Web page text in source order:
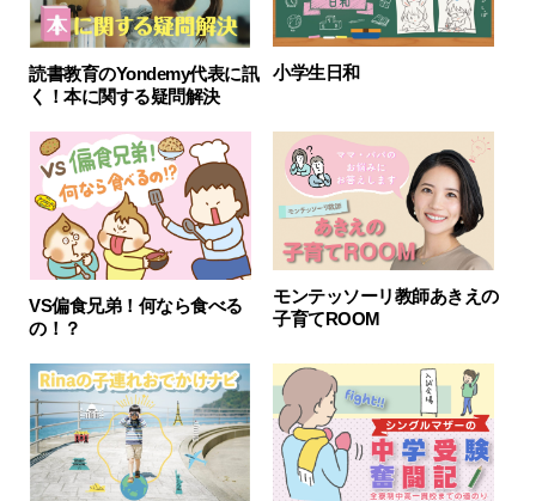
読書教育のYondemy代表に訊
く！本に関する疑問解決
小学生日和
VS偏食兄弟！何なら食べる
の！？
モンテッソーリ教師あきえの
子育てROOM